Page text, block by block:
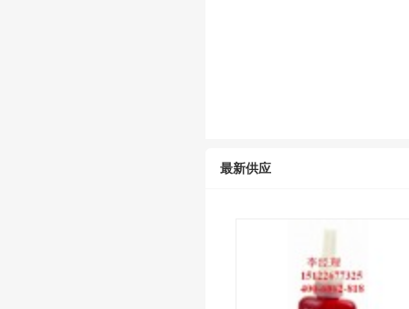
最新供应